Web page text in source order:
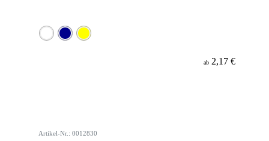
ab 2,17 €
Artikel-Nr.: 0012830